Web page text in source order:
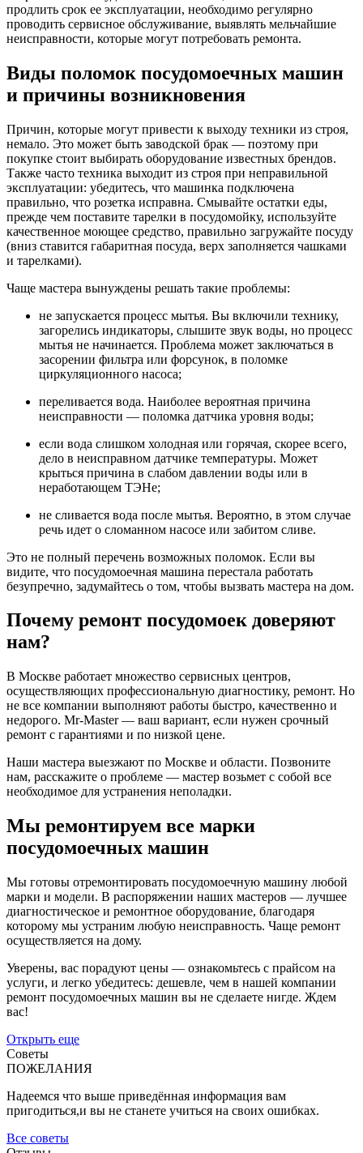
продлить срок ее эксплуатации, необходимо регулярно
проводить сервисное обслуживание, выявлять мельчайшие
неисправности, которые могут потребовать ремонта.
Виды поломок посудомоечных машин
и причины возникновения
Причин, которые могут привести к выходу техники из строя,
немало. Это может быть заводской брак — поэтому при
покупке стоит выбирать оборудование известных брендов.
Также часто техника выходит из строя при неправильной
эксплуатации: убедитесь, что машинка подключена
правильно, что розетка исправна. Смывайте остатки еды,
прежде чем поставите тарелки в посудомойку, используйте
качественное моющее средство, правильно загружайте посуду
(вниз ставится габаритная посуда, верх заполняется чашками
и тарелками).
Чаще мастера вынуждены решать такие проблемы:
не запускается процесс мытья. Вы включили технику,
загорелись индикаторы, слышите звук воды, но процесс
мытья не начинается. Проблема может заключаться в
засорении фильтра или форсунок, в поломке
циркуляционного насоса;
переливается вода. Наиболее вероятная причина
неисправности — поломка датчика уровня воды;
если вода слишком холодная или горячая, скорее всего,
дело в неисправном датчике температуры. Может
крыться причина в слабом давлении воды или в
неработающем ТЭНе;
не сливается вода после мытья. Вероятно, в этом случае
речь идет о сломанном насосе или забитом сливе.
Это не полный перечень возможных поломок. Если вы
видите, что посудомоечная машина перестала работать
безупречно, задумайтесь о том, чтобы вызвать мастера на дом.
Почему ремонт посудомоек доверяют
нам?
В Москве работает множество сервисных центров,
осуществляющих профессиональную диагностику, ремонт. Но
не все компании выполняют работы быстро, качественно и
недорого. Mr-Master — ваш вариант, если нужен срочный
ремонт с гарантиями и по низкой цене.
Наши мастера выезжают по Москве и области. Позвоните
нам, расскажите о проблеме — мастер возьмет с собой все
необходимое для устранения неполадки.
Мы ремонтируем все марки
посудомоечных машин
Мы готовы отремонтировать посудомоечную машину любой
марки и модели. В распоряжении наших мастеров — лучшее
диагностическое и ремонтное оборудование, благодаря
которому мы устраним любую неисправность. Чаще ремонт
осуществляется на дому.
Уверены, вас порадуют цены — ознакомьтесь с прайсом на
услуги, и легко убедитесь: дешевле, чем в нашей компании
ремонт посудомоечных машин вы не сделаете нигде. Ждем
вас!
Открыть еще
Советы
ПОЖЕЛАНИЯ
Надеемся что выше приведённая информация вам
пригодиться,и вы не станете учиться на своих ошибках.
Все советы